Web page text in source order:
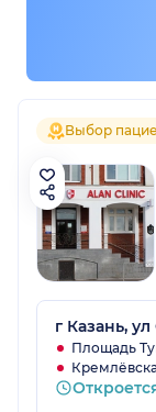
Выбор
г Казань,
Площадь